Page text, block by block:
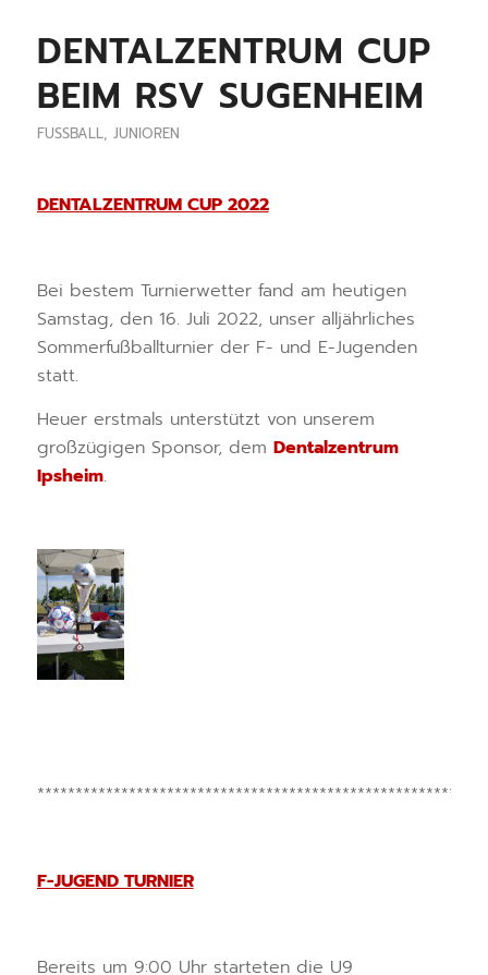
DENTALZENTRUM CUP
BEIM RSV SUGENHEIM
FUSSBALL, JUNIOREN
DENTALZENTRUM CUP 2022
Bei bestem Turnierwetter fand am heutigen
Samstag, den 16. Juli 2022, unser alljährliches
Sommerfußballturnier der F- und E-Jugenden
statt.
Heuer erstmals unterstützt von unserem
großzügigen Sponsor, dem Dentalzentrum
Ipsheim.
F-JUGEND TURNIER
Bereits um 9:00 Uhr starteten die U9